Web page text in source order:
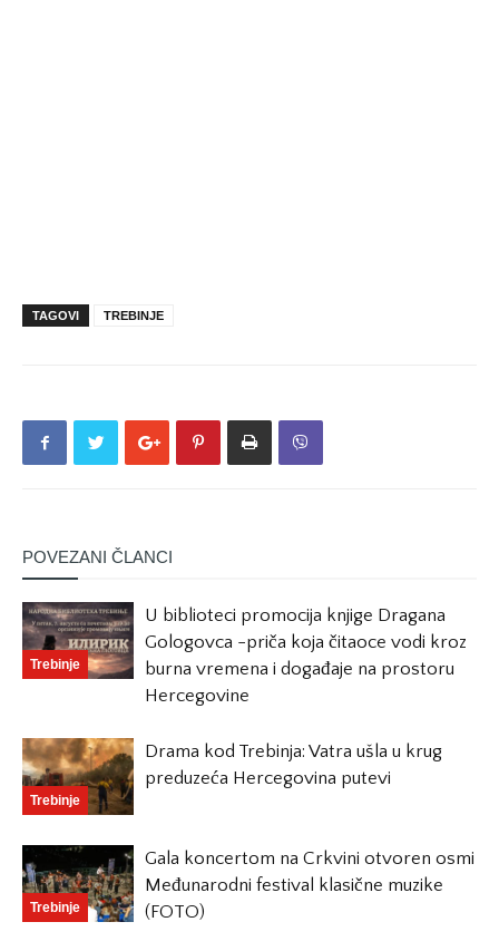
TAGOVI TREBINJE
POVEZANI ČLANCI
Trebinje
U biblioteci promocija knjige Dragana
Gologovca -priča koja čitaoce vodi kroz
burna vremena i događaje na prostoru
Hercegovine
Trebinje
Drama kod Trebinja: Vatra ušla u krug
preduzeća Hercegovina putevi
Trebinje
Gala koncertom na Crkvini otvoren osmi
Međunarodni festival klasične muzike
(FOTO)